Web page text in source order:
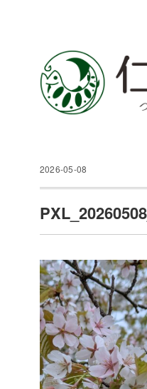
2026-05-08